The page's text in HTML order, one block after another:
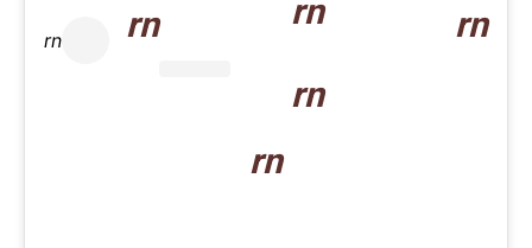
rn rn
rn
rn
rn
rn